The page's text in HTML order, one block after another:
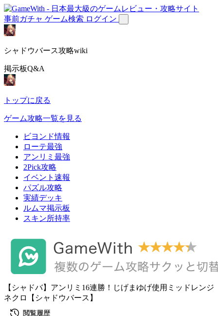
事前ガチャ ゲーム検索 ログイン
シャドウバース攻略wiki
掲示板Q&A
トップに戻る
ゲーム攻略一覧を見る
ビヨンド情報
ローテ最強
アンリミ最強
2Pick攻略
イベント速報
パズル攻略
実績デッキ
ルムマ掲示板
スキン所持率
【シャドバ】アンリミ16連勝！じげまゆげ使用ミッドレンジ
ネクロ【シャドウバース】